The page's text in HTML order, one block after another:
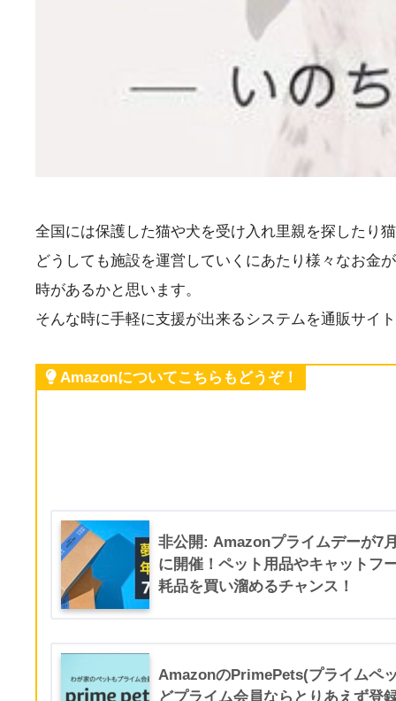
全国には保護した猫や犬を受け入れ里親を探したり
どうしても施設を運営していくにあたり様々なお金
時があるかと思います。
そんな時に手軽に支援が出来るシステムを通販サイ
Amazonについてこちらもどうぞ！
非公開: Amazonプライムデーが7
に開催！ペット用品やキャットフ
耗品を買い溜めるチャンス！
AmazonのPrimePets(プライムペ
どプライム会員ならとりあえず登